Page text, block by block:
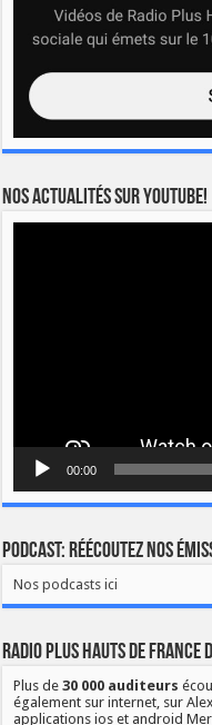
Nos actualités sur YOUTUBE!
00:00
Podcast: Réécoutez nos
Nos podcasts ici
Radio Plus Hauts de France
Plus de30 000 auditeurs
également sur internet, sur
applications ios et android